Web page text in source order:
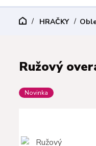
HRAČKY
Ružový
Novinka